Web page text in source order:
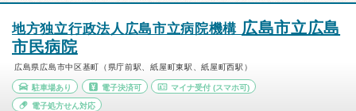
地方独立行政法人広島市立病院機構 広島市立広島
市民病院
広島県広島市中区基町（県庁前駅、紙屋町東駅、紙屋町西駅）
駐車場あり 電子決済可 マイナ受付 (スマホ可)
電子処方せん対応